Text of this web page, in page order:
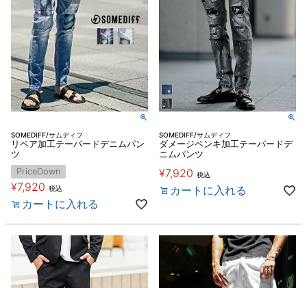
SOMEDIFF/サムディフ
リペア加工テーパードデニムパン
ツ
PriceDown
¥7,920 税込
カートに入れる
SOMEDIFF/サムディフ
ダメージペンキ加工テーパードデ
ニムパンツ
¥7,920 税込
カートに入れる